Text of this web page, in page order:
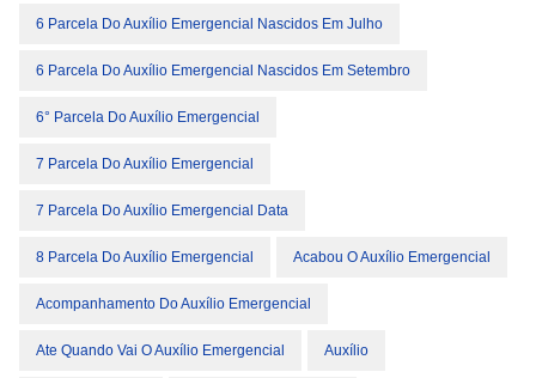
6 Parcela Do Auxílio Emergencial Nascidos Em Julho
6 Parcela Do Auxílio Emergencial Nascidos Em Setembro
6° Parcela Do Auxílio Emergencial
7 Parcela Do Auxílio Emergencial
7 Parcela Do Auxílio Emergencial Data
8 Parcela Do Auxílio Emergencial Acabou O Auxílio Emergencial
Acompanhamento Do Auxílio Emergencial
Ate Quando Vai O Auxílio Emergencial Auxílio